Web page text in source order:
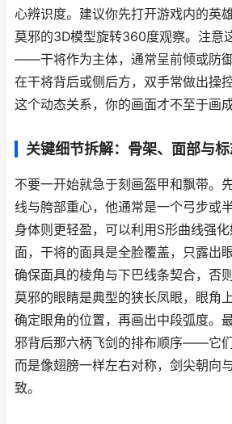
心辨识度。建议你先打开游戏内的英
莫邪的3D模型旋转360度观察。注意
——干将作为主体，通常呈前倾或防
在干将背后或侧后方，双手常做出操
这个动态关系，你的画面才不至于画
关键细节拆解：骨架、面部与
不要一开始就急于刻画盔甲和飘带。
线与胯部重心，他通常是一个弓步或
身体则更轻盈，可以利用S形曲线强
面，干将的面具是全脸覆盖，只露出
确保面具的棱角与下巴线条契合，否
莫邪的眼睛是典型的狭长凤眼，眼角
确定眼角的位置，再画出中段弧度。
邪背后那六柄飞剑的排布顺序——它们
而是像翅膀一样左右对称，剑尖朝向
致。